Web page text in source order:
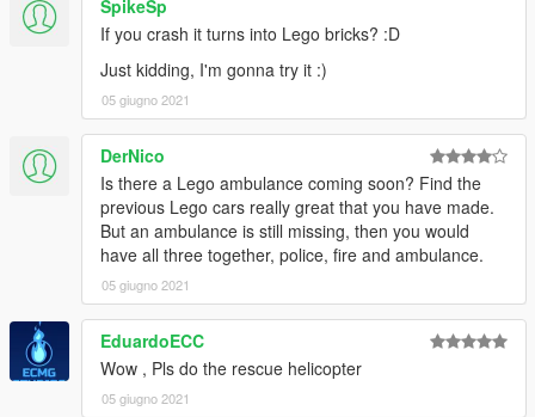
possible.
SpikeSp
If you crash it turns into Lego bricks? :D
Just kidding, I'm gonna try it :)
05 giugno 2021
DerNico
Is there a Lego ambulance coming soon? Find the
previous Lego cars really great that you have made.
But an ambulance is still missing, then you would
have all three together, police, fire and ambulance.
05 giugno 2021
EduardoECC
Wow , Pls do the rescue helicopter
05 giugno 2021